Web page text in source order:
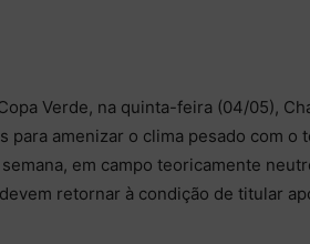
Verde, na quinta-feira (04/05),
para amenizar o clima pesado com o
em campo teoricamente
retornar à condição de titular